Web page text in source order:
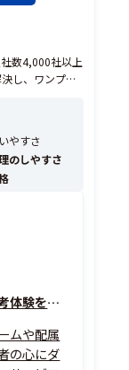
数4,000社以上
し、ワンプラ
が使いやすい
やすさ
のしやすさ
候補者に唯一無二で感動的な選考体験を届けられる
ムや配属
の心にダ